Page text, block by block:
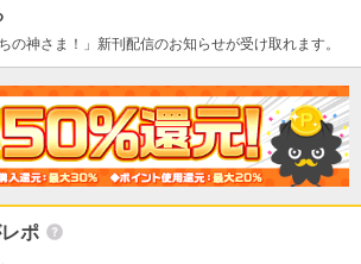
の神さま！」新刊配信のお知らせが受け取れます。
ポ